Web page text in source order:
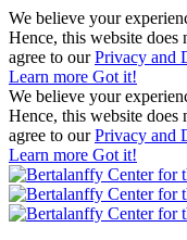
We believe your
Hence, this website does
agree to ourPrivacy and
Learn more Got it!
We believe your
Hence, this website does
agree to ourPrivacy and
Learn more Got it!